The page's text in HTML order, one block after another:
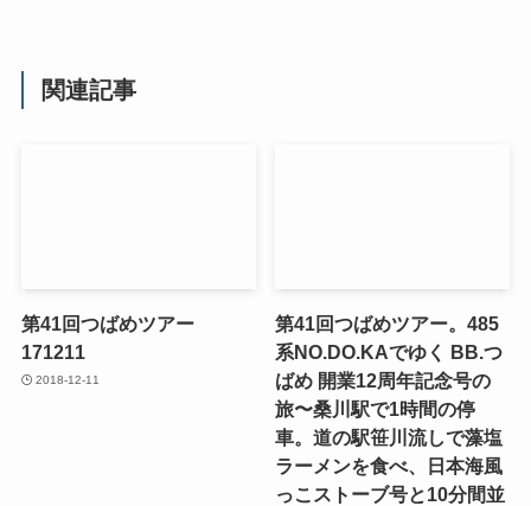
関連記事
第41回つばめツアー
171211
2018-12-11
第41回つばめツアー。485
系NO.DO.KAでゆく BB.つ
ばめ 開業12周年記念号の
旅〜桑川駅で1時間の停
車。道の駅笹川流しで藻塩
ラーメンを食べ、日本海風
っこストーブ号と10分間並